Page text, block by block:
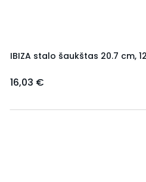
IBIZA stalo šaukštas 20.7 cm,
16,03 €